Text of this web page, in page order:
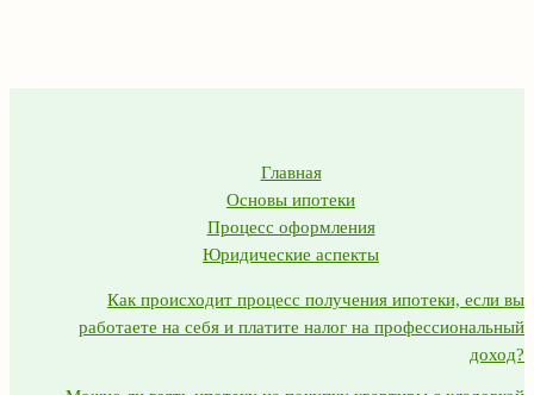
Главная
Основы ипотеки
Процесс оформления
Юридические аспекты
Как происходит процесс получения ипотеки, если вы
работаете на себя и платите налог на профессиональный
доход?